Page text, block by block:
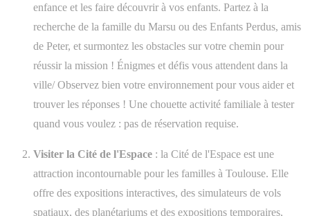
enfance et les faire découvrir à vos enfants. Partez à la
recherche de la famille du Marsu ou des Enfants Perdus, amis
de Peter, et surmontez les obstacles sur votre chemin pour
réussir la mission ! Énigmes et défis vous attendent dans la
ville/ Observez bien votre environnement pour vous aider et
trouver les réponses ! Une chouette activité familiale à tester
quand vous voulez : pas de réservation requise.
Visiter la Cité de l'Espace : la Cité de l'Espace est une
attraction incontournable pour les familles à Toulouse. Elle
offre des expositions interactives, des simulateurs de vols
spatiaux, des planétariums et des expositions temporaires,